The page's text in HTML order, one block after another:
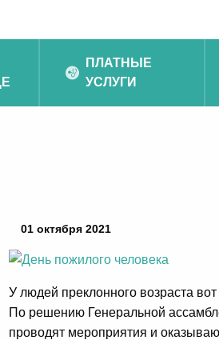
ПЛАТНЫЕ
УСЛУГИ
01 октября 2021
У людей преклонного возраста
По решению Генеральной
проводят мероприятия и